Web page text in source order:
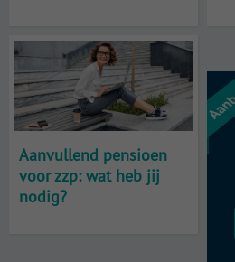
Aanvullend pensioen
voor zzp: wat heb jij
nodig?